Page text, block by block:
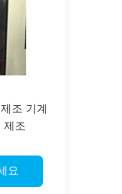
조 기계
제조
요